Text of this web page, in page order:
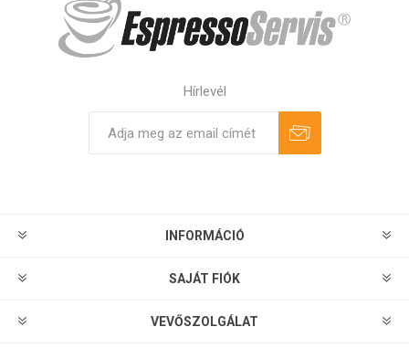
Hírlevél
INFORMÁCIÓ
SAJÁT FIÓK
VEVŐSZOLGÁLAT